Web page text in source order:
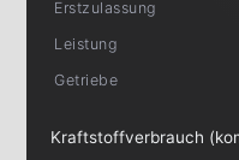
Erstzulassung
Leistung
Getriebe
Kraftstoffverbrauch